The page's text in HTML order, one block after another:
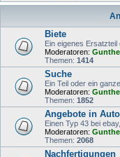
Biete
Ein eigenes
Moderatoren:
Themen: 1414
Suche
Ein Teil oder ein
Moderatoren:
Themen: 1852
Angebote in
Einen Typ 43 bei
Moderatoren:
Themen: 2068
Nachfertigungen